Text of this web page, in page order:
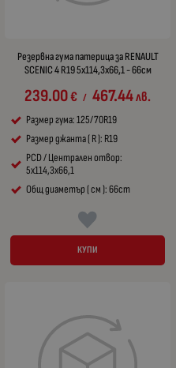
Резервна гума патерица за RENAULT
SCENIC 4 R19 5x114,3x66,1 - 66см
239.00€ / 467.44лв.
Размер гума: 125/70R19
Размер джанта ( R ): R19
PCD / Централен отвор:
5x114,3x66,1
Общ диаметър ( см ): 66cm
КУПИ